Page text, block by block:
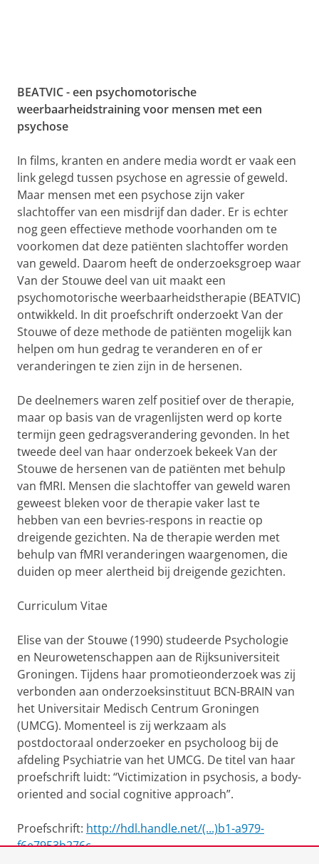
BEATVIC - een psychomotorische
weerbaarheidstraining voor mensen met een
psychose
In films, kranten en andere media wordt er vaak een
link gelegd tussen psychose en agressie of geweld.
Maar mensen met een psychose zijn vaker
slachtoffer van een misdrijf dan dader. Er is echter
nog geen effectieve methode voorhanden om te
voorkomen dat deze patiënten slachtoffer worden
van geweld. Daarom heeft de onderzoeksgroep waar
Van der Stouwe deel van uit maakt een
psychomotorische weerbaarheidstherapie (BEATVIC)
ontwikkeld. In dit proefschrift onderzoekt Van der
Stouwe of deze methode de patiënten mogelijk kan
helpen om hun gedrag te veranderen en of er
veranderingen te zien zijn in de hersenen.
De deelnemers waren zelf positief over de therapie,
maar op basis van de vragenlijsten werd op korte
termijn geen gedragsverandering gevonden. In het
tweede deel van haar onderzoek bekeek Van der
Stouwe de hersenen van de patiënten met behulp
van fMRI. Mensen die slachtoffer van geweld waren
geweest bleken voor de therapie vaker last te
hebben van een bevries-respons in reactie op
dreigende gezichten. Na de therapie werden met
behulp van fMRI veranderingen waargenomen, die
duiden op meer alertheid bij dreigende gezichten.
Curriculum Vitae
Elise van der Stouwe (1990) studeerde Psychologie
en Neurowetenschappen aan de Rijksuniversiteit
Groningen. Tijdens haar promotieonderzoek was zij
verbonden aan onderzoeksinstituut BCN-BRAIN van
het Universitair Medisch Centrum Groningen
(UMCG). Momenteel is zij werkzaam als
postdoctoraal onderzoeker en psycholoog bij de
afdeling Psychiatrie van het UMCG. De titel van haar
proefschrift luidt: “Victimization in psychosis, a body-
oriented and social cognitive approach”.
Proefschrift: http://hdl.handle.net/(...)b1-a979-
f6e7953b276c